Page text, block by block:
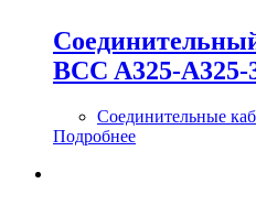
BCC A325-A325-
Соединительные
Подробнее